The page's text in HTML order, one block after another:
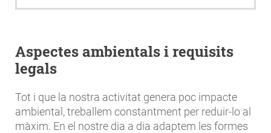
Aspectes ambientals i requisits
legals
Tot i que la nostra activitat genera poc impacte
ambiental, treballem constantment per reduir-lo al
màxim. En el nostre dia a dia adaptem les formes